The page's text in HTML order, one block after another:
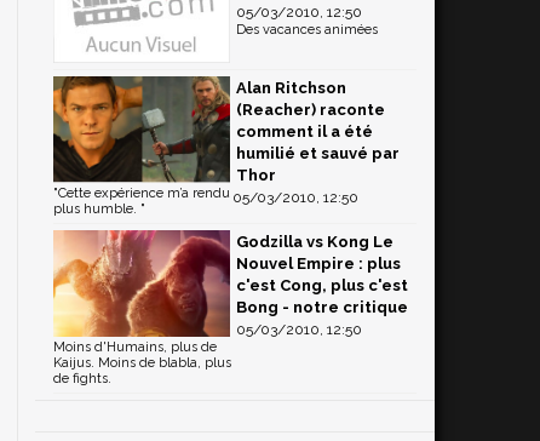
05/03/2010, 12:50
Des vacances animées
Alan Ritchson
(Reacher) raconte
comment il a été
humilié et sauvé par
Thor
05/03/2010, 12:50
"Cette expérience m’a rendu
plus humble. "
Godzilla vs Kong Le
Nouvel Empire : plus
c'est Cong, plus c'est
Bong - notre critique
05/03/2010, 12:50
Moins d'Humains, plus de
Kaijus. Moins de blabla, plus
de fights.